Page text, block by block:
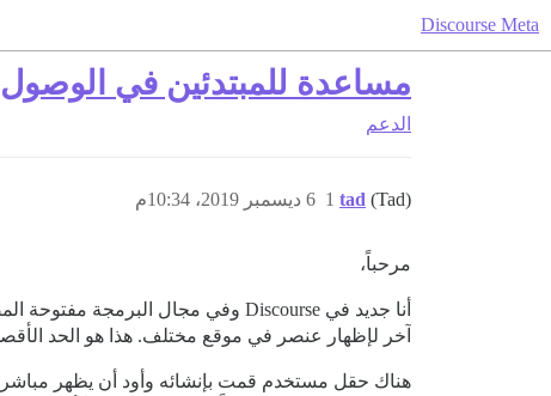
Discourse Meta
مساعدة للمبتدئين في الوصول
الدعم
tad (Tad) 6 ديسمبر 2019، 10:34م 1
مرحباً،
آخر لإظهار عنصر في موقع مختلف. هذا هو الحد
هناك حقل مستخدم قمت بإنشائه وأود أن يظهر